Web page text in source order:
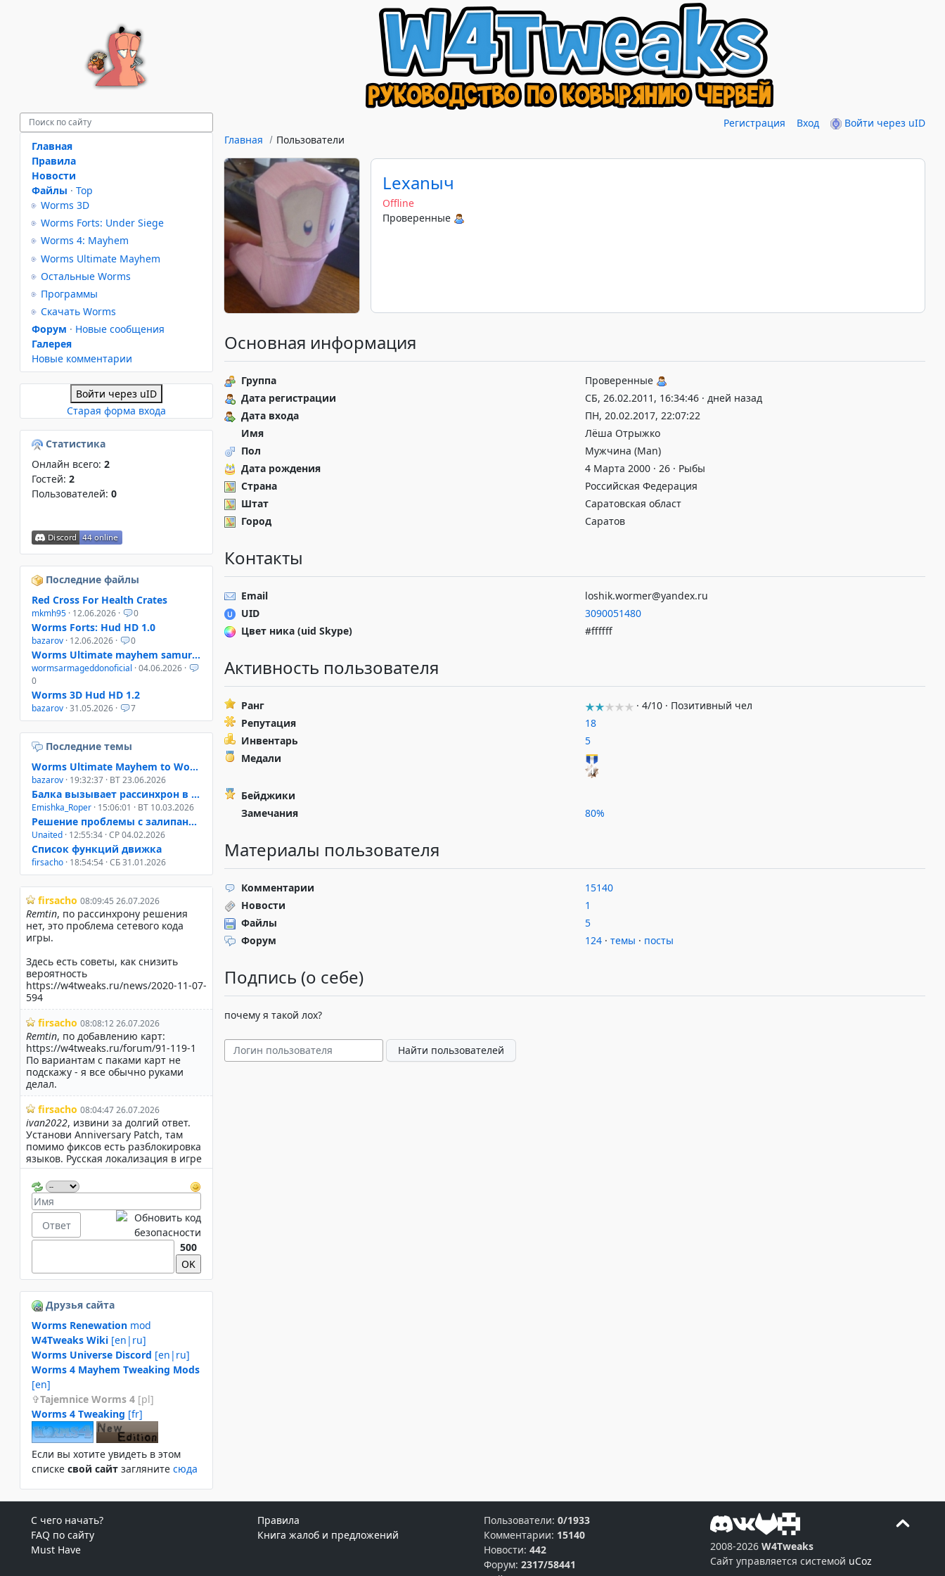
Регистрация Вход
Войти через uID
Главная
Пользователи
Lexanыч
Offline
Проверенные
Основная информация
Группа
Проверенные
Дата регистрации
СБ, 26.02.2011, 16:34:46 · дней назад
Дата входа
ПН, 20.02.2017, 22:07:22
Имя
Лёша Отрыжко
Пол
Мужчина (Man)
Дата рождения
4 Марта 2000 · 26 · Рыбы
Страна
Российская Федерация
Штат
Саратовская област
Город
Саратов
Контакты
Email
loshik.wormer@yandex.ru
UID
3090051480
Цвет ника (uid Skype)
#ffffff
Активность пользователя
Ранг
· 4/10 · Позитивный чел
Репутация
18
Инвентарь
5
Медали
Бейджики
Замечания
80%
Материалы пользователя
Комментарии
15140
Новости
1
Файлы
5
Форум
124· темы · посты
Подпись (о себе)
почему я такой лох?
Главная
Правила
Новости
Файлы · Top
Worms 3D
Worms Forts: Under Siege
Worms 4: Mayhem
Worms Ultimate Mayhem
Остальные Worms
Программы
Скачать Worms
Форум · Новые сообщения
Галерея
Новые комментарии
Войти через uID
Старая форма входа
Статистика
Онлайн всего: 2
Гостей: 2
Пользователей: 0
Последние файлы
Red Cross For Health Crates
mkmh95 · 12.06.2026 · 0
Worms Forts: Hud HD 1.0
bazarov · 12.06.2026 · 0
Worms Ultimate mayhem samurai helmet
wormsarmageddonoficial · 04.06.2026 ·
0
Worms 3D Hud HD 1.2
bazarov · 31.05.2026 · 7
Последние темы
Worms Ultimate Mayhem to Worms 4 Mayhem
bazarov · 19:32:37 · ВТ 23.06.2026
Балка вызывает рассинхрон в онлайне W3D, W4M, WUM
Emishka_Roper · 15:06:01 · ВТ 10.03.2026
Решение проблемы с залипанием клавиш при свернутом окне
Unaited · 12:55:34 · СР 04.02.2026
Список функций движка
firsacho · 18:54:54 · СБ 31.01.2026
500
Друзья сайта
Worms Renewation mod
W4Tweaks Wiki [en|ru]
Worms Universe Discord [en|ru]
Worms 4 Mayhem Tweaking Mods
[en]
Tajemnice Worms 4 [pl]
Worms 4 Tweaking [fr]
Если вы хотите увидеть в этом
спиcке свой сайт загляните сюда
С чего начать?
FAQ по сайту
Must Have
Правила
Книга жалоб и предложений
Пользователи: 0/1933
Комментарии: 15140
Новости: 442
Форум: 2317/58441
2008-2026 W4Tweaks
Сайт управляется системой uCoz